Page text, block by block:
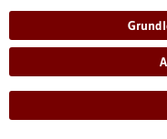
MedTech, 21.-23.
Dublin und Galway,
bw.de/veranstaltung/
und-medtech-21-23-